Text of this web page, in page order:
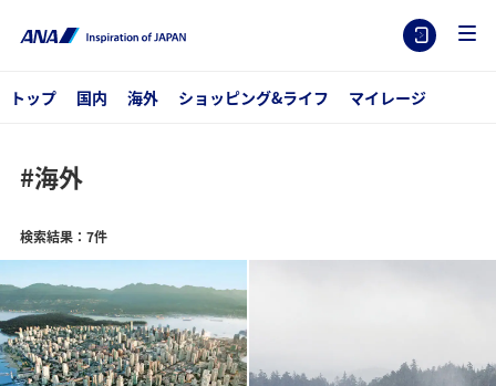
トップ 国内 海外 ショッピング&ライフ マイレージ
#海外
検索結果：7件